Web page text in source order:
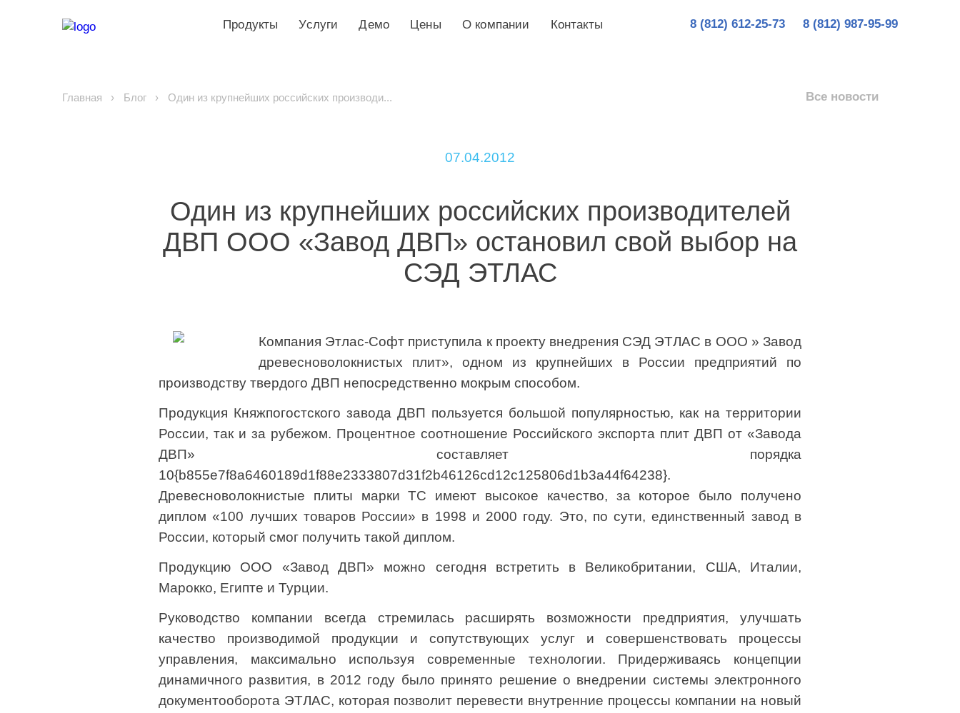
Продукты Услуги Демо Цены О компании Контакты 8 (812) 612-25-73 8 (812) 987-95-99
Главная Блог Один из крупнейших российских производи... Все новости
07.04.2012
Один из крупнейших российских производителей
ДВП ООО «Завод ДВП» остановил свой выбор на
СЭД ЭТЛАС
Компания Этлас-Софт приступила к проекту внедрения СЭД ЭТЛАС в ООО » Завод
древесноволокнистых плит», одном из крупнейших в России предприятий по
производству твердого ДВП непосредственно мокрым способом.
Продукция Княжпогостского завода ДВП пользуется большой популярностью, как на территории
России, так и за рубежом. Процентное соотношение Российского экспорта плит ДВП от «Завода
ДВП» составляет порядка
10{b855e7f8a6460189d1f88e2333807d31f2b46126cd12c125806d1b3a44f64238}.
Древесноволокнистые плиты марки ТС имеют высокое качество, за которое было получено
диплом «100 лучших товаров России» в 1998 и 2000 году. Это, по сути, единственный завод в
России, который смог получить такой диплом.
Продукцию ООО «Завод ДВП» можно сегодня встретить в Великобритании, США, Италии,
Марокко, Египте и Турции.
Руководство компании всегда стремилась расширять возможности предприятия, улучшать
качество производимой продукции и сопутствующих услуг и совершенствовать процессы
управления, максимально используя современные технологии. Придерживаясь концепции
динамичного развития, в 2012 году было принято решение о внедрении системы электронного
документооборота ЭТЛАС, которая позволит перевести внутренние процессы компании на новый